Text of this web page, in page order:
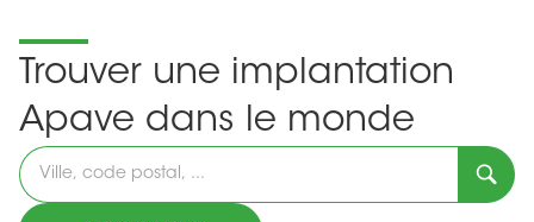
Trouver une implantation
Apave dans le monde
Veuillez
renseigner
une
adresse